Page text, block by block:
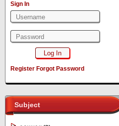
Sign In
Register Forgot Password
Subject